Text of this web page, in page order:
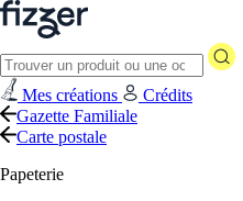
Mes créations
Crédits
Gazette Familiale
Carte postale
Papeterie